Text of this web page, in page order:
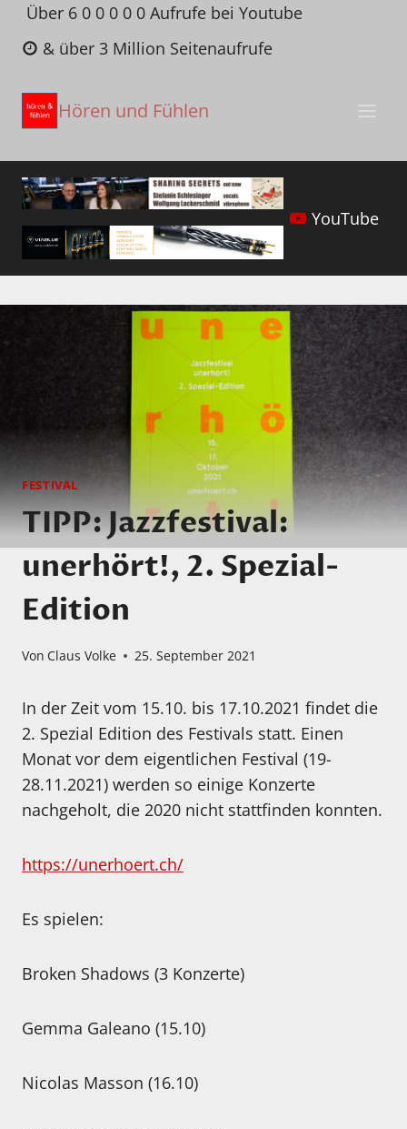
Zum
Inhalt
springen
Über 6 0 0 0 0 0 Aufrufe bei Youtube
& über 3 Million Seitenaufrufe
Hören und Fühlen
YouTube
FESTIVAL
TIPP: Jazzfestival:
unerhört!, 2. Spezial-
Edition
Von Claus Volke 25. September 2021
In der Zeit vom 15.10. bis 17.10.2021 findet die
2. Spezial Edition des Festivals statt. Einen
Monat vor dem eigentlichen Festival (19-
28.11.2021) werden so einige Konzerte
nachgeholt, die 2020 nicht stattfinden konnten.
https://unerhoert.ch/
Es spielen:
Broken Shadows (3 Konzerte)
Gemma Galeano (15.10)
Nicolas Masson (16.10)